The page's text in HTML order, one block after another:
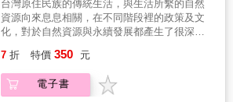
台灣原住民族的傳統生活，與生活所繫的自然
資源向來息息相關，在不同階段裡的政策及文
化，對於自然資源與永續發展都產生了很深的
書，整合了學術理論與田野經驗，討論範圍擴
及生命、文化、財產及自決等四權，帶領讀者
思考，如何借重原住民族的智慧來重新調整資
7 折 特價 350 元
電子書